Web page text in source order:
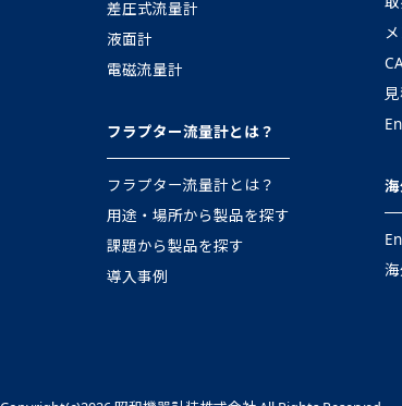
差圧式流量計
液面計
電磁流量計
フラプター流量計とは？
フラプター流量計とは？
用途・場所から製品を探す
課題から製品を探す
導入事例